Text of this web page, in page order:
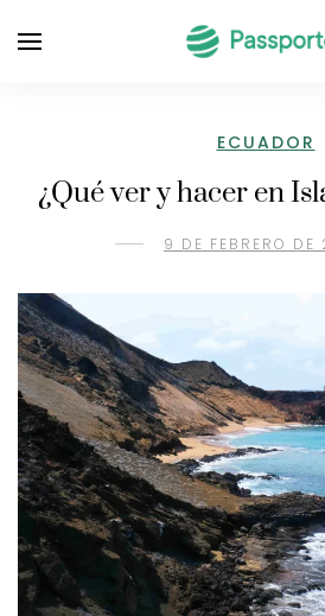
ECUADOR
¿Qué ver y hacer en
9 DE FEBRERO DE